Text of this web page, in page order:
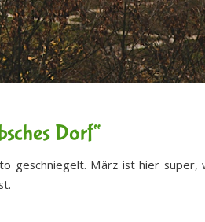
Dorf“
geschniegelt. März ist hier super,